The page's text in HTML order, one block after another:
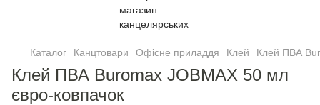
Каталог Канцтовари Офісне приладдя Клей Клей ПВА
Клей ПВА Buromax JOBMAX 50 мл
євро-ковпачок